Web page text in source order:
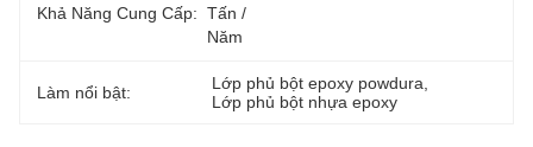
Khả Năng Cung Cấp: Tấn /
Năm
Làm nổi bật: Lớp phủ bột epoxy powdura
Lớp phủ bột nhựa epoxy